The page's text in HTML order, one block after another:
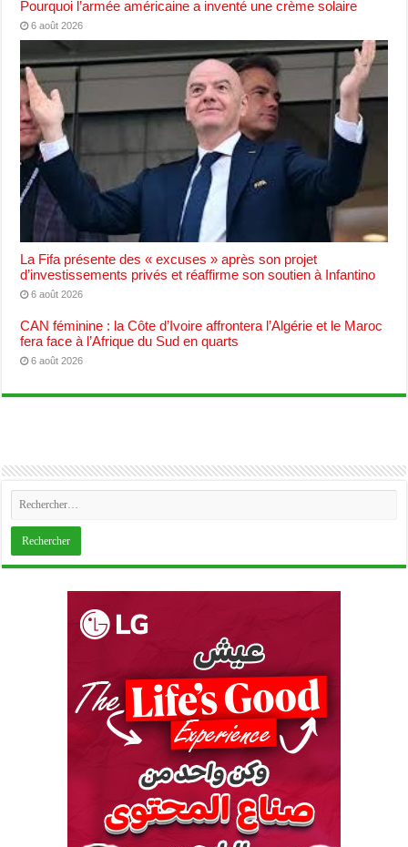
Pourquoi l’armée américaine a inventé une crème solaire
6 août 2026
La Fifa présente des « excuses » après son projet
d’investissements privés et réaffirme son soutien à Infantino
6 août 2026
CAN féminine : la Côte d’Ivoire affrontera l’Algérie et le Maroc
fera face à l’Afrique du Sud en quarts
6 août 2026